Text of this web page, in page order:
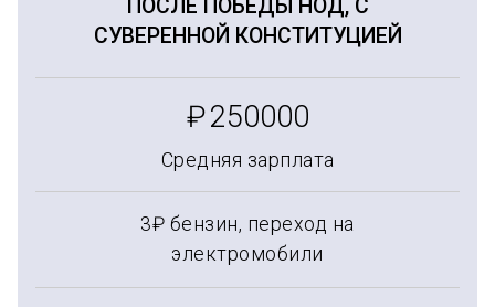
ПОСЛЕ ПОБЕДЫ НОД, С
СУВЕРЕННОЙ КОНСТИТУЦИЕЙ
₽250000
Средняя зарплата
3₽ бензин, переход на
электромобили